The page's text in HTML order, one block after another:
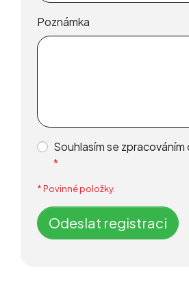
Poznámka
Souhlasím se zpracováním
*
* Povinné položky.
Odeslat registraci